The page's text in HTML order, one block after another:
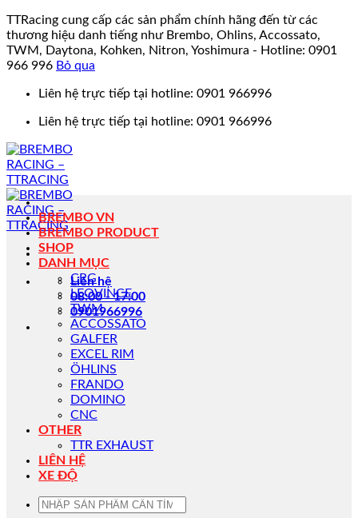
TTRacing cung cấp các sản phẩm chính hãng đến từ các
thương hiệu danh tiếng như Brembo, Ohlins, Accossato,
TWM, Daytona, Kohken, Nitron, Yoshimura - Hotline: 0901
966 996 Bỏ qua
Liên hệ trực tiếp tại hotline: 0901 966996
Liên hệ trực tiếp tại hotline: 0901 966996
Liên hệ
08:00 - 17:00
0901966996
BREMBO VN
BREMBO PRODUCT
SHOP
DANH MỤC
CRG
LEOVINCE
TWM
ACCOSSATO
GALFER
EXCEL RIM
ÖHLINS
FRANDO
DOMINO
CNC
OTHER
TTR EXHAUST
LIÊN HỆ
XE ĐỘ
Tìm